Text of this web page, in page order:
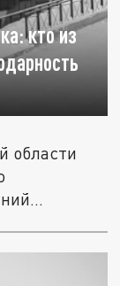
кто из
области